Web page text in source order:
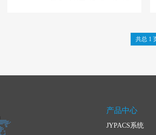
共总 1
产品中心
JYPACS系统